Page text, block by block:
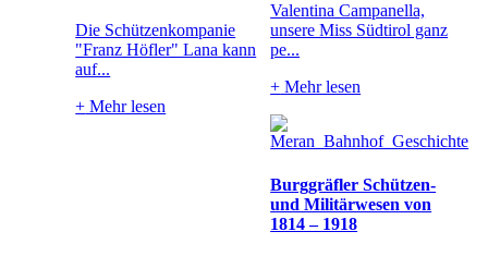
Die Schützenkompanie
"Franz Höfler" Lana kann
auf...
+ Mehr lesen
Valentina Campanella,
unsere Miss Südtirol ganz
pe...
+ Mehr lesen
Burggräfler Schützen-
und Militärwesen von
1814 – 1918